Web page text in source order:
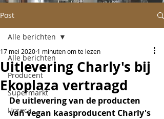
Post
Alle berichten
Producent
Supermarkt
Horeca
Alle berichten
Uitlevering Charly's bij
Ekoplaza vertraagd
17 mei 2020 1 minuten om te lezen
De uitlevering van de producten
van vegan kaasproducent Charly's